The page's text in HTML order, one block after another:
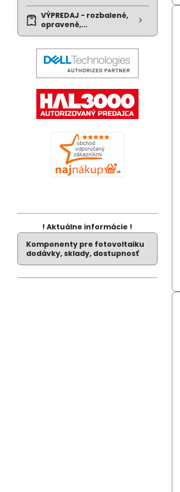
VÝPREDAJ - rozbalené,
opravené,...
! Aktuálne informácie !
Komponenty pre fotovoltaiku
dodávky, sklady, dostupnosť